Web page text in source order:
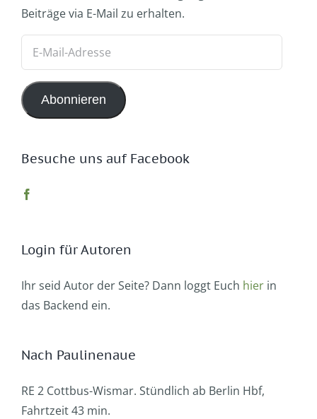
Beiträge via E-Mail zu erhalten.
Adresse
Abonnieren
Besuche uns auf Facebook
Login für Autoren
Ihr seid Autor der Seite? Dann loggt Euch hier in
das Backend ein.
Nach Paulinenaue
RE 2 Cottbus-Wismar. Stündlich ab Berlin Hbf,
Fahrtzeit 43 min.